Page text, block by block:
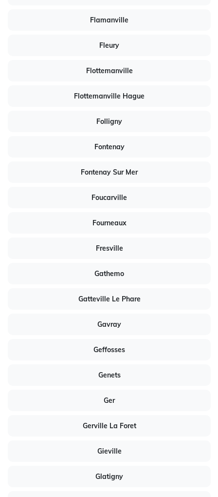
Flamanville
Fleury
Flottemanville
Flottemanville Hague
Folligny
Fontenay
Fontenay Sur Mer
Foucarville
Fourneaux
Fresville
Gathemo
Gatteville Le Phare
Gavray
Geffosses
Genets
Ger
Gerville La Foret
Gieville
Glatigny